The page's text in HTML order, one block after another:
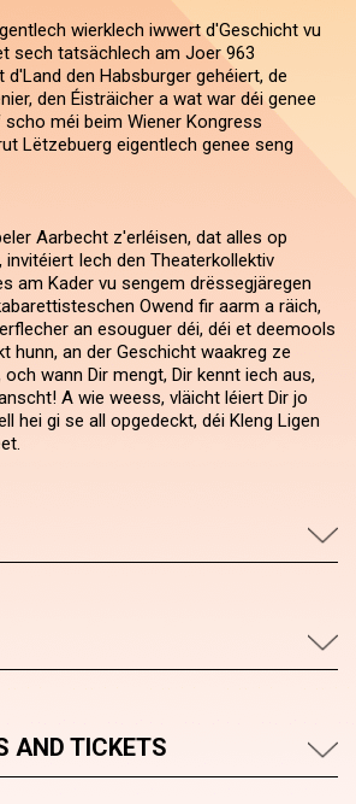
wierklech iwwert d'Geschicht vu
sech tatsächlech am Joer 963
den Habsburger gehéiert, de
den Éisträicher a wat war déi genee
méi beim Wiener Kongress
Lëtzebuerg eigentlech genee seng
Aarbecht z'erléisen, dat alles op
invitéiert Iech den Theaterkollektiv
am Kader vu sengem drëssegjäregen
Owend fir aarm a räich,
an esouguer déi, déi et deemools
hunn, an der Geschicht waakreg ze
wann Dir mengt, Dir kennt iech aus,
A wie weess, vläicht léiert Dir jo
hei gi se all opgedeckt, déi Kleng Ligen
AND TICKETS